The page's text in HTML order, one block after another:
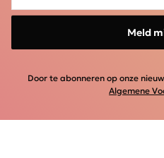
Meld
Door te abonneren op onze
Algemene